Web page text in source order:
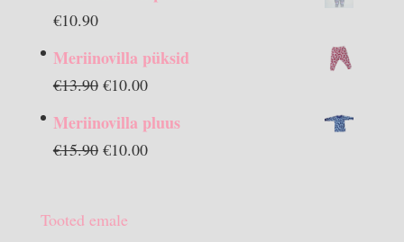
€10.90
Meriinovilla püksid
€13.90 Algne
€10.00Praegune
on:
Meriinovilla pluus
€15.90 Algne
€15.90.
€10.00Praegune
Tooted emale